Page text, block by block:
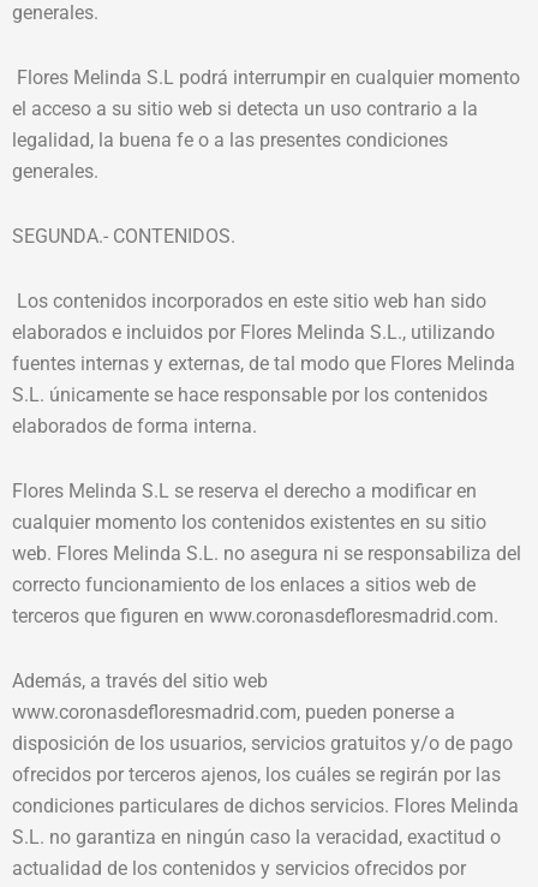
generales.
Flores Melinda S.L podrá interrumpir en cualquier momento
el acceso a su sitio web si detecta un uso contrario a la
legalidad, la buena fe o a las presentes condiciones
generales.
SEGUNDA.- CONTENIDOS.
Los contenidos incorporados en este sitio web han sido
elaborados e incluidos por Flores Melinda S.L., utilizando
fuentes internas y externas, de tal modo que Flores Melinda
S.L. únicamente se hace responsable por los contenidos
elaborados de forma interna.
Flores Melinda S.L se reserva el derecho a modificar en
cualquier momento los contenidos existentes en su sitio
web. Flores Melinda S.L. no asegura ni se responsabiliza del
correcto funcionamiento de los enlaces a sitios web de
terceros que figuren en www.coronasdefloresmadrid.com.
Además, a través del sitio web
www.coronasdefloresmadrid.com, pueden ponerse a
disposición de los usuarios, servicios gratuitos y/o de pago
ofrecidos por terceros ajenos, los cuáles se regirán por las
condiciones particulares de dichos servicios. Flores Melinda
S.L. no garantiza en ningún caso la veracidad, exactitud o
actualidad de los contenidos y servicios ofrecidos por